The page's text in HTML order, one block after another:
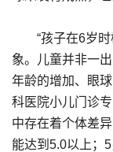
“孩子在6岁时
象。儿童并非一
年龄的增加、眼
科医院小儿门诊
中存在着个体差
能达到5.0以上；